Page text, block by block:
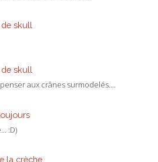
skull
skull
aux crânes surmodelés....
:D)
la crèche